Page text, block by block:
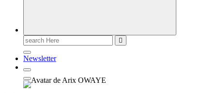
Newsletter